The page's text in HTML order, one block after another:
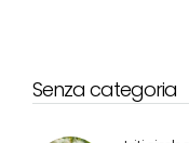
Senza categoria